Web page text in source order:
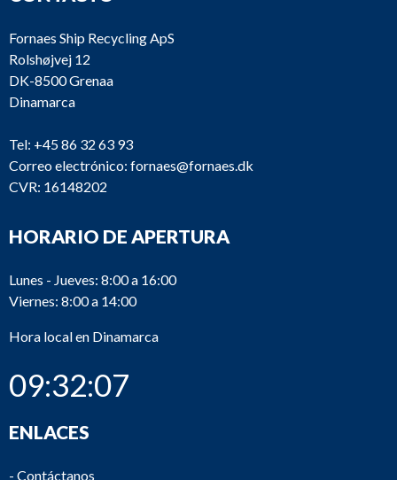
Fornaes Ship Recycling ApS
Rolshøjvej 12
DK-8500 Grenaa
Dinamarca
Tel: +45 86 32 63 93
Correo electrónico: fornaes@fornaes.dk
CVR: 16148202
HORARIO DE APERTURA
Lunes - Jueves: 8:00 a 16:00
Viernes: 8:00 a 14:00
Hora local en Dinamarca
09:32:07
ENLACES
- Contáctanos